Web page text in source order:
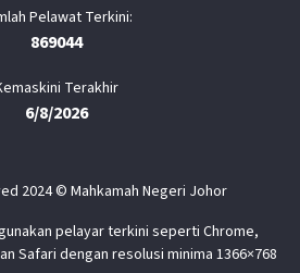
869044
Terakhir
6/8/2026
2024 © Mahkamah Negeri Johor
pelayar terkini seperti Chrome,
Safari dengan resolusi minima 1366×768